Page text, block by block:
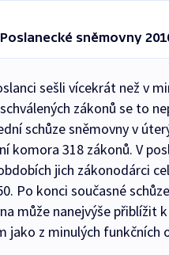
sněmovny
sešli vícekrát než v
zákonů se to
schůze sněmovny v
komora 318 zákonů. V
jich zákonodárci
Po konci současné
může nanejvýše přiblížit k
jako z minulých funkčních